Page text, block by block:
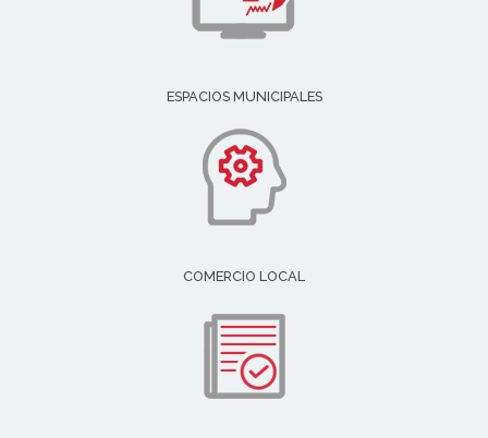
ESPACIOS MUNICIPALES
COMERCIO LOCAL